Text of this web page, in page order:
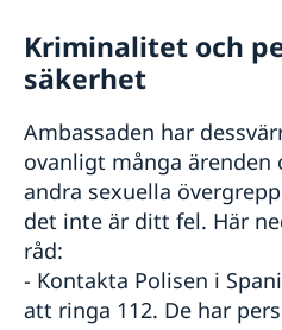
Kriminalitet och
säkerhet
Ambassaden har
ovanligt många
andra sexuella
det inte är ditt fel. Här
råd:
- Kontakta Polisen i
att ringa 112. De har